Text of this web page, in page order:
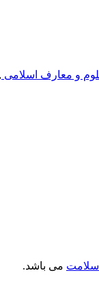
و معارف اسلامی ,
سلامت می باشد.